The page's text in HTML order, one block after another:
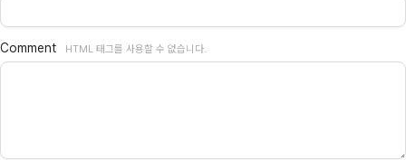
Comment HTML 태그를 사용할 수 없습니다.